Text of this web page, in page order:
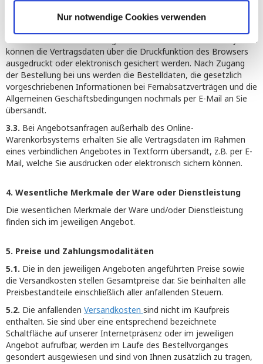
Nur notwendige Cookies verwenden
Vor Absenden der Bestellung über das Online – Warenkorbsystem
können die Vertragsdaten über die Druckfunktion des Browsers
ausgedruckt oder elektronisch gesichert werden. Nach Zugang
der Bestellung bei uns werden die Bestelldaten, die gesetzlich
vorgeschriebenen Informationen bei Fernabsatzverträgen und die
Allgemeinen Geschäftsbedingungen nochmals per E-Mail an Sie
übersandt.
3.3. Bei Angebotsanfragen außerhalb des Online-
Warenkorbsystems erhalten Sie alle Vertragsdaten im Rahmen
eines verbindlichen Angebotes in Textform übersandt, z.B. per E-
Mail, welche Sie ausdrucken oder elektronisch sichern können.
4. Wesentliche Merkmale der Ware oder Dienstleistung
Die wesentlichen Merkmale der Ware und/oder Dienstleistung
finden sich im jeweiligen Angebot.
5. Preise und Zahlungsmodalitäten
5.1. Die in den jeweiligen Angeboten angeführten Preise sowie
die Versandkosten stellen Gesamtpreise dar. Sie beinhalten alle
Preisbestandteile einschließlich aller anfallenden Steuern.
5.2. Die anfallenden Versandkosten sind nicht im Kaufpreis
enthalten. Sie sind über eine entsprechend bezeichnete
Schaltfläche auf unserer Internetpräsenz oder im jeweiligen
Angebot aufrufbar, werden im Laufe des Bestellvorganges
gesondert ausgewiesen und sind von Ihnen zusätzlich zu tragen,